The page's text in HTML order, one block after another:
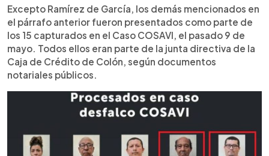
Excepto Ramírez de García, los demás mencionados en
el párrafo anterior fueron presentados como parte de
los 15 capturados en el Caso COSAVI, el pasado 9 de
mayo. Todos ellos eran parte de la junta directiva de la
Caja de Crédito de Colón, según documentos
notariales públicos.